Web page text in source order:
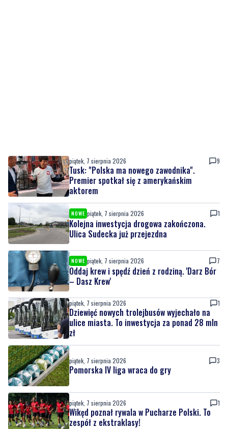
piątek, 7 sierpnia 2026 9
Tusk: "Polska ma nowego zawodnika".
Premier spotkał się z amerykańskim
aktorem
NOWE piątek, 7 sierpnia 2026 1
Kolejna inwestycja drogowa zakończona.
Ulica Sudecka już przejezdna
NOWE piątek, 7 sierpnia 2026 7
Oddaj krew i spędź dzień z rodziną. 'Darz Bór
– Dasz Krew'
piątek, 7 sierpnia 2026 1
Dziewięć nowych trolejbusów wyjechało na
ulice miasta. To inwestycja za ponad 28 mln
zł
piątek, 7 sierpnia 2026 3
Pomorska IV liga wraca do gry
piątek, 7 sierpnia 2026 1
Wikęd poznał rywala w Pucharze Polski. To
zespół z ekstraklasy!